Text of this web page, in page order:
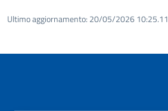
Ultimo aggiornamento: 20/05/2026 10:25.11